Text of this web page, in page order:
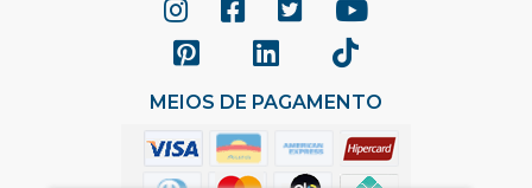
MEIOS DE PAGAMENTO